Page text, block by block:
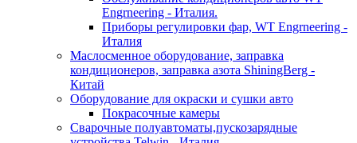
Engrneering - Италия.
Приборы регулировки фар, WT Engrneering -
Италия
Маслосменное оборудование, заправка
кондиционеров, заправка азота ShiningBerg -
Китай
Оборудование для окраски и сушки авто
Покрасочные камеры
Сварочные полуавтоматы,пускозарядные